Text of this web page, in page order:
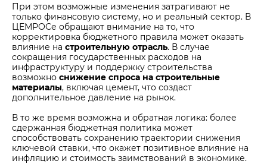
При этом возможные изменения затрагивают не
только финансовую систему, но и реальный сектор. В
ЦЕМРОСе обращают внимание на то, что
корректировка бюджетного правила может оказать
влияние на строительную отрасль. В случае
сокращения государственных расходов на
инфраструктуру и поддержку строительства
возможно снижение спроса на строительные
материалы, включая цемент, что создаст
дополнительное давление на рынок.
В то же время возможна и обратная логика: более
сдержанная бюджетная политика может
способствовать сохранению траектории снижения
ключевой ставки, что окажет позитивное влияние на
инфляцию и стоимость заимствований в экономике.